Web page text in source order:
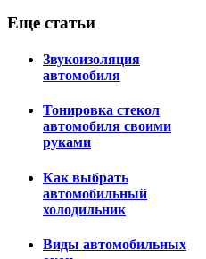
Еще статьи
Звукоизоляция
автомобиля
Тонировка стекол
автомобиля своими
руками
Как выбрать
автомобильный
холодильник
Виды автомобильных